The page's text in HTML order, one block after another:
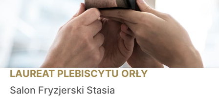
LAUREAT PLEBISCYTU ORŁY
Salon Fryzjerski Stasia